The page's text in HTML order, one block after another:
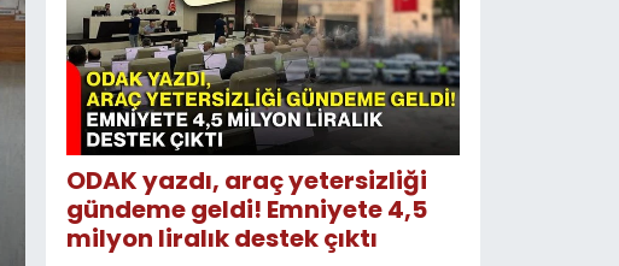
ODAK yazdı, araç yetersizliği
gündeme geldi! Emniyete 4,5
milyon liralık destek çıktı